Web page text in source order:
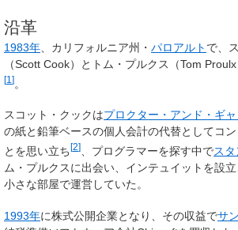
沿革
1983年、カリフォルニア州・ パロアルト で、
（Scott Cook）とトム・プルクス（Tom Proulx
[1 ] 。
スコット・クックはプロクター・アンド・ギ
の紙と鉛筆ベースの個人会計の代替としてコ
とを思い立ち[2] 、プログラマーを探す中でス
ム・プルクスに出会い、インテュイットを設
小さな部屋で運営していた。
1993年に株式公開企業となり、その収益でサ